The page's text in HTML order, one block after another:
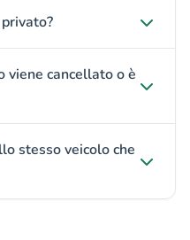
viene cancellato o è
stesso veicolo che